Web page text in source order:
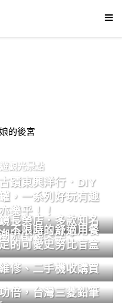
油太厚-鵝娘的後宮
觀光景點
蹟東興洋行．DIY
，一系列好玩有趣
樂乎！！
長榮店．多款知名
流配鏡美學。
不限時的舒適用餐
的可愛史努比盲盒
修、二手機收購買
倍，台灣三菱鉛筆